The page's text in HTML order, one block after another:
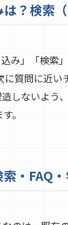
は？検索
み」「検索
に質問に近
しないよう
。
・FAQ